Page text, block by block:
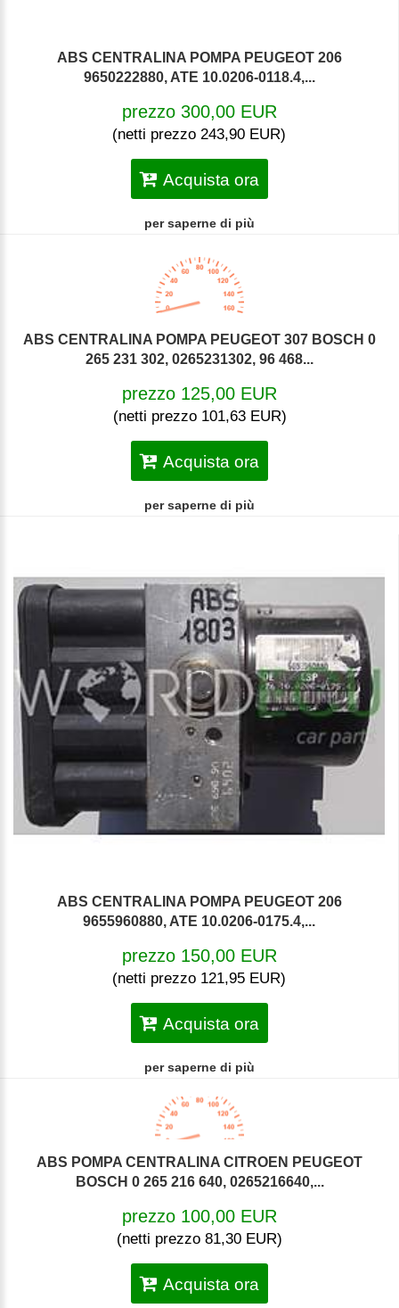
ABS CENTRALINA POMPA PEUGEOT 206
9650222880, ATE 10.0206-0118.4,...
prezzo 300,00 EUR
(netti prezzo 243,90 EUR)
Acquista ora
per saperne di più
ABS CENTRALINA POMPA PEUGEOT 307 BOSCH 0
265 231 302, 0265231302, 96 468...
prezzo 125,00 EUR
(netti prezzo 101,63 EUR)
Acquista ora
per saperne di più
ABS CENTRALINA POMPA PEUGEOT 206
9655960880, ATE 10.0206-0175.4,...
prezzo 150,00 EUR
(netti prezzo 121,95 EUR)
Acquista ora
per saperne di più
ABS POMPA CENTRALINA CITROEN PEUGEOT
BOSCH 0 265 216 640, 0265216640,...
prezzo 100,00 EUR
(netti prezzo 81,30 EUR)
Acquista ora